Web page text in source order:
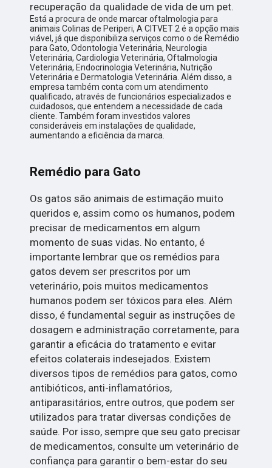
recuperação da qualidade de vida de um pet.
Está a procura de onde marcar oftalmologia para
animais Colinas de Periperi, A CITVET 2 é a opção mais
viável, já que disponibiliza serviços como o de Remédio
para Gato, Odontologia Veterinária, Neurologia
Veterinária, Cardiologia Veterinária, Oftalmologia
Veterinária, Endocrinologia Veterinária, Nutrição
Veterinária e Dermatologia Veterinária. Além disso, a
empresa também conta com um atendimento
qualificado, através de funcionários especializados e
cuidadosos, que entendem a necessidade de cada
cliente. Também foram investidos valores
consideráveis em instalações de qualidade,
aumentando a eficiência da marca.
Remédio para Gato
Os gatos são animais de estimação muito
queridos e, assim como os humanos, podem
precisar de medicamentos em algum
momento de suas vidas. No entanto, é
importante lembrar que os remédios para
gatos devem ser prescritos por um
veterinário, pois muitos medicamentos
humanos podem ser tóxicos para eles. Além
disso, é fundamental seguir as instruções de
dosagem e administração corretamente, para
garantir a eficácia do tratamento e evitar
efeitos colaterais indesejados. Existem
diversos tipos de remédios para gatos, como
antibióticos, anti-inflamatórios,
antiparasitários, entre outros, que podem ser
utilizados para tratar diversas condições de
saúde. Por isso, sempre que seu gato precisar
de medicamentos, consulte um veterinário de
confiança para garantir o bem-estar do seu